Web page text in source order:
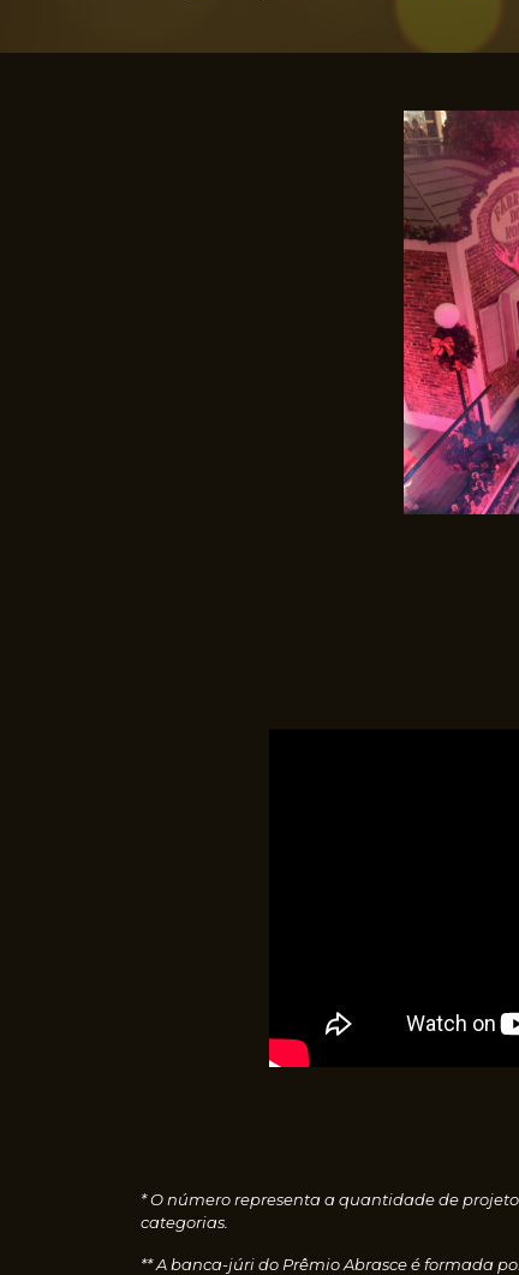
* O número representa a quantidade de
categorias.
** A banca-júri do Prêmio Abrasce é formada